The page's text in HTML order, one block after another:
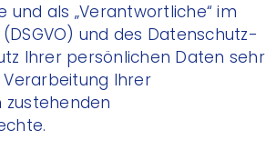
als „Verantwortliche“ im
und des Datenschutz-
Ihrer persönlichen Daten sehr
Ihrer